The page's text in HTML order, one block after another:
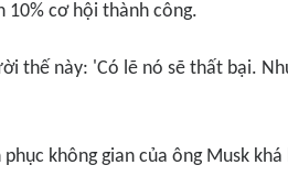
10% cơ hội thành công.
thế này: 'Có lẽ nó sẽ thất bại.
không gian của ông Musk